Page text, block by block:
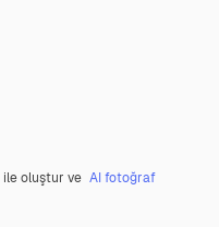
ile oluştur ve AI fotoğraf